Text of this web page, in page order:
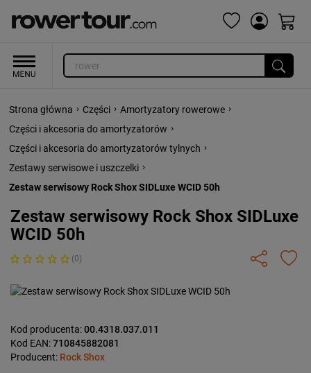
Strona główna › Części › Amortyzatory rowerowe ›
Części i akcesoria do amortyzatorów ›
Części i akcesoria do amortyzatorów tylnych ›
Zestawy serwisowe i uszczelki ›
Zestaw serwisowy Rock Shox SIDLuxe WCID 50h
Zestaw serwisowy Rock Shox SIDLuxe
WCID 50h
(0)
Kod producenta:00.4318.037.011
Kod EAN:710845882081
Producent: Rock Shox